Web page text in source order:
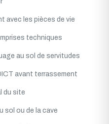
avec les pièces de vie
techniques
au sol de servitudes
avant terrassement
du site
sol ou de la cave